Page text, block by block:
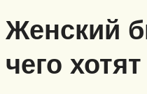
Женский
чего